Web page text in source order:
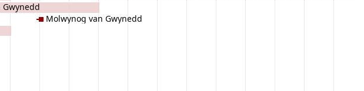
Molwynog van Gwynedd